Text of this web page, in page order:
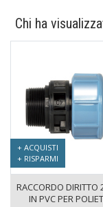
Chi ha
+ ACQUISTI
+ RISPARMI
RACCORDO DIRITTO
IN PVC PER